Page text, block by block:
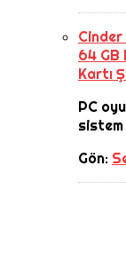
64 GB
Kartı
PC
Gön: